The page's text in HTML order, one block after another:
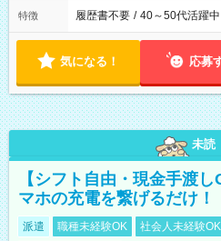
特徴 履歴書不要 / 40～50代活躍中
気になる！ 応募
未読
【シフト自由・現金手渡
マホの充電を繋げるだけ！
派遣 職種未経験OK 社会人未経験OK